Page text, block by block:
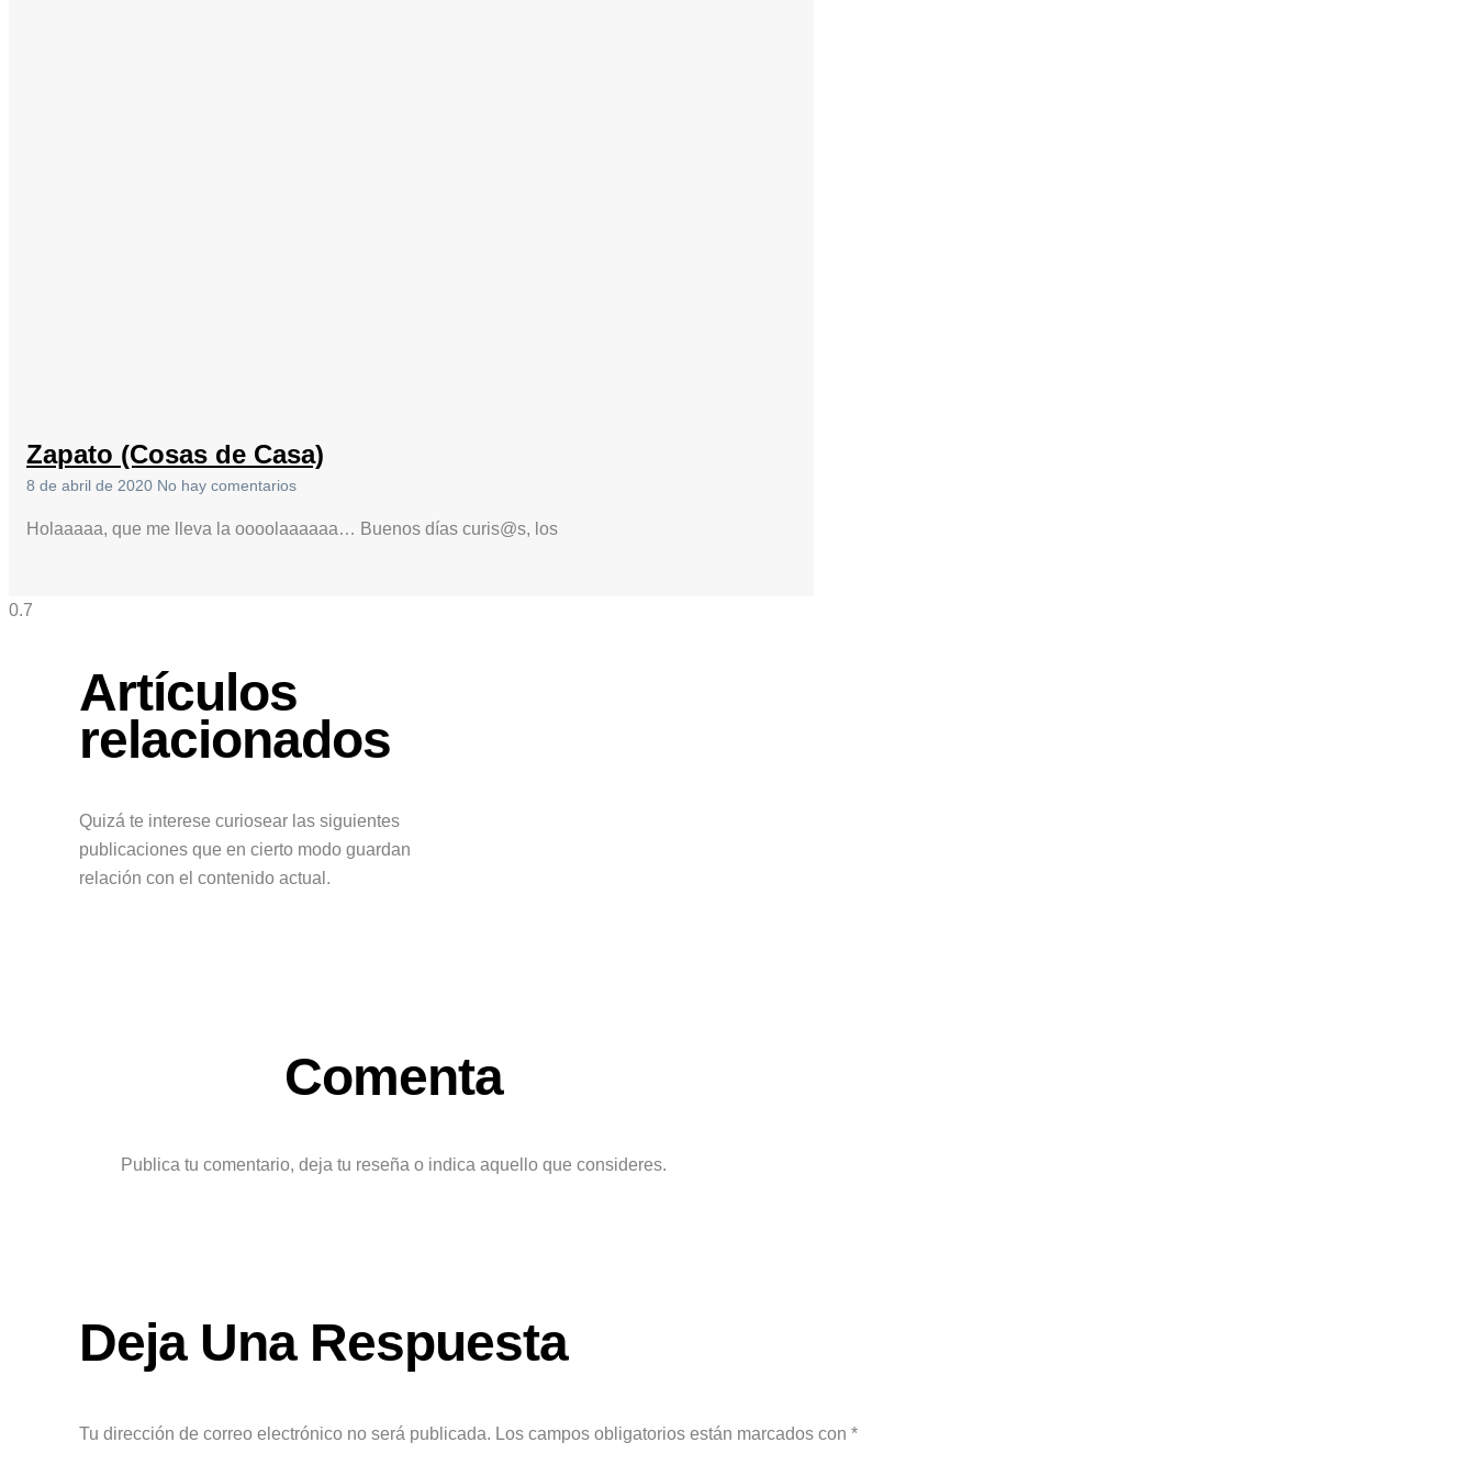
Zapato (Cosas de Casa)
8 de abril de 2020 No hay comentarios
Holaaaaa, que me lleva la oooolaaaaaa… Buenos días curis@s, los
Artículos
relacionados
Quizá te interese curiosear las siguientes
publicaciones que en cierto modo guardan
relación con el contenido actual.
Comenta
Publica tu comentario, deja tu reseña o indica aquello que consideres.
Deja Una Respuesta
Tu dirección de correo electrónico no será publicada. Los campos obligatorios están marcados con *